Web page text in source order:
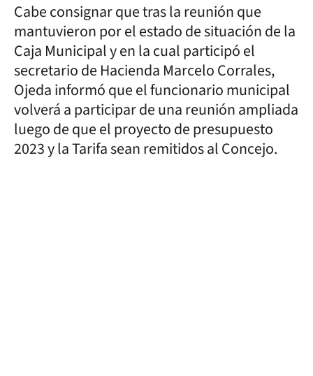
Cabe consignar que tras la reunión que
mantuvieron por el estado de situación de la
Caja Municipal y en la cual participó el
secretario de Hacienda Marcelo Corrales,
Ojeda informó que el funcionario municipal
volverá a participar de una reunión ampliada
luego de que el proyecto de presupuesto
2023 y la Tarifa sean remitidos al Concejo.